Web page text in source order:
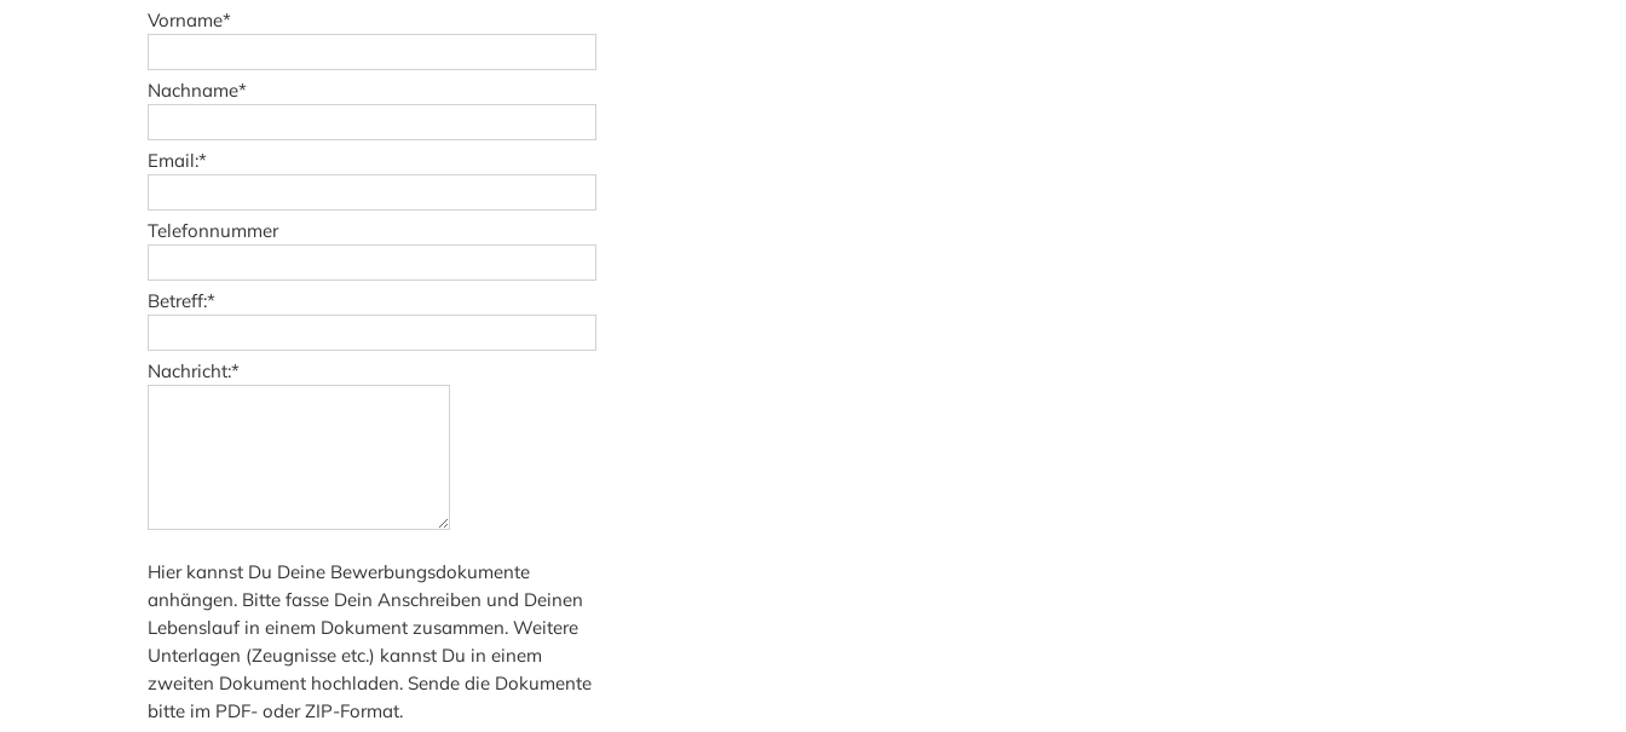
Vorname*
Nachname*
Email:*
Telefonnummer
Betreff:*
Nachricht:*
Hier kannst Du Deine Bewerbungsdokumente
anhängen. Bitte fasse Dein Anschreiben und Deinen
Lebenslauf in einem Dokument zusammen. Weitere
Unterlagen (Zeugnisse etc.) kannst Du in einem
zweiten Dokument hochladen. Sende die Dokumente
bitte im PDF- oder ZIP-Format.